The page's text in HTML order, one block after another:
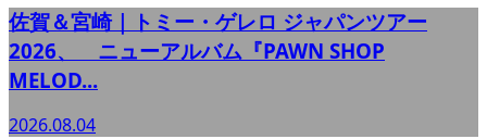
佐賀＆宮崎｜トミー・ゲレロ ジャパンツアー
2026、 ニューアルバム『PAWN SHOP
MELOD...
2026.08.04